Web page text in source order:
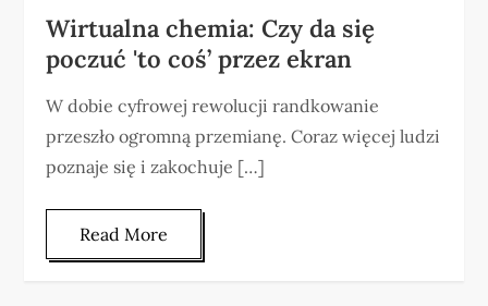
Wirtualna chemia: Czy da się
poczuć 'to coś’ przez ekran
W dobie cyfrowej rewolucji randkowanie
przeszło ogromną przemianę. Coraz więcej ludzi
poznaje się i zakochuje […]
Read More